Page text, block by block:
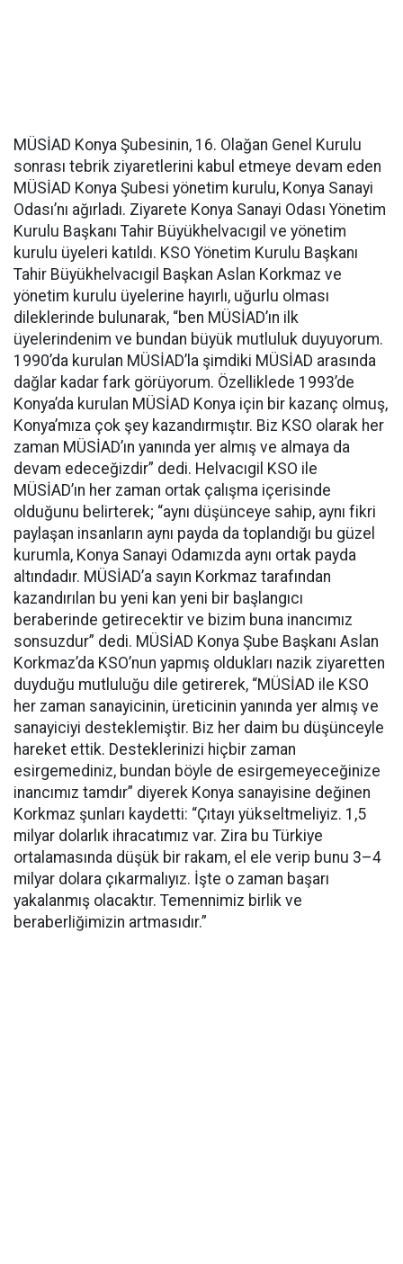
MÜSİAD Konya Şubesinin, 16. Olağan Genel Kurulu
sonrası tebrik ziyaretlerini kabul etmeye devam eden
MÜSİAD Konya Şubesi yönetim kurulu, Konya Sanayi
Odası’nı ağırladı. Ziyarete Konya Sanayi Odası Yönetim
Kurulu Başkanı Tahir Büyükhelvacıgil ve yönetim
kurulu üyeleri katıldı. KSO Yönetim Kurulu Başkanı
Tahir Büyükhelvacıgil Başkan Aslan Korkmaz ve
yönetim kurulu üyelerine hayırlı, uğurlu olması
dileklerinde bulunarak, “ben MÜSİAD’ın ilk
üyelerindenim ve bundan büyük mutluluk duyuyorum.
1990’da kurulan MÜSİAD’la şimdiki MÜSİAD arasında
dağlar kadar fark görüyorum. Özelliklede 1993’de
Konya’da kurulan MÜSİAD Konya için bir kazanç olmuş,
Konya’mıza çok şey kazandırmıştır. Biz KSO olarak her
zaman MÜSİAD’ın yanında yer almış ve almaya da
devam edeceğizdir” dedi. Helvacıgil KSO ile
MÜSİAD’ın her zaman ortak çalışma içerisinde
olduğunu belirterek; “aynı düşünceye sahip, aynı fikri
paylaşan insanların aynı payda da toplandığı bu güzel
kurumla, Konya Sanayi Odamızda aynı ortak payda
altındadır. MÜSİAD’a sayın Korkmaz tarafından
kazandırılan bu yeni kan yeni bir başlangıcı
beraberinde getirecektir ve bizim buna inancımız
sonsuzdur” dedi. MÜSİAD Konya Şube Başkanı Aslan
Korkmaz’da KSO’nun yapmış oldukları nazik ziyaretten
duyduğu mutluluğu dile getirerek, “MÜSİAD ile KSO
her zaman sanayicinin, üreticinin yanında yer almış ve
sanayiciyi desteklemiştir. Biz her daim bu düşünceyle
hareket ettik. Desteklerinizi hiçbir zaman
esirgemediniz, bundan böyle de esirgemeyeceğinize
inancımız tamdır” diyerek Konya sanayisine değinen
Korkmaz şunları kaydetti: “Çıtayı yükseltmeliyiz. 1,5
milyar dolarlık ihracatımız var. Zira bu Türkiye
ortalamasında düşük bir rakam, el ele verip bunu 3–4
milyar dolara çıkarmalıyız. İşte o zaman başarı
yakalanmış olacaktır. Temennimiz birlik ve
beraberliğimizin artmasıdır.”